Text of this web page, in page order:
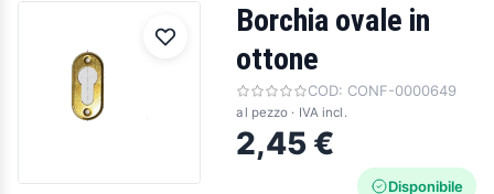
Borchia ovale in
ottone
COD: CONF-0000649
al pezzo · IVA incl.
2,45 €
Disponibile